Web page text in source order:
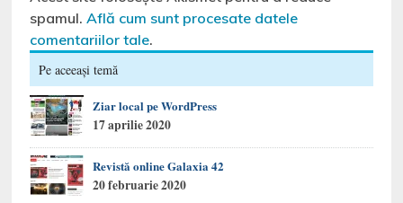
spamul.Află cum sunt procesate datele
comentariilor tale.
Pe aceeași temă
Ziar local pe WordPress
17 aprilie 2020
Revistă online Galaxia 42
20 februarie 2020